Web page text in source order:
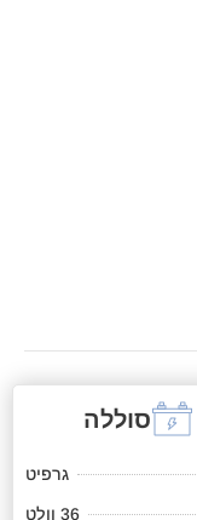
סוללה
גרפיט
36 וולט